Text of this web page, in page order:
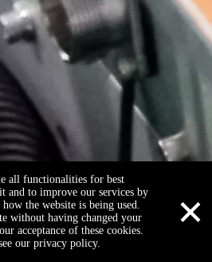
Call Us
all functionalities for best
and to improve our services by
the website is being used.
without having changed your
acceptance of these cookies.
our privacy policy.
×